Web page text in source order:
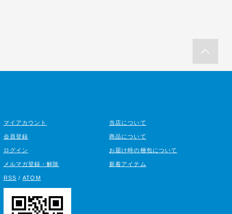
マイアカウント
会員登録
ログイン
メルマガ登録・解除
RSS /ATOM
当店について
商品について
お届け時の梱包について
新着アイテム